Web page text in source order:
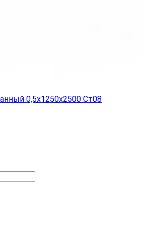
0,5х1250х2500 Ст08